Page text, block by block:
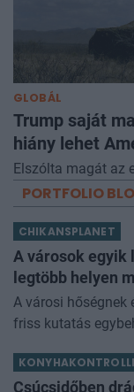
GLOBÁL
Trump saját
hiány lehet
Elszólta magát az
PORTFOLIO
CHIKANSPLANET
A városok egyik
legtöbb helyen
A városi hőségnek
friss kutatás
Csúcsidőben